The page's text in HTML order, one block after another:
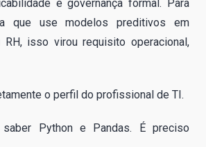
e governança formal. Para
que use modelos preditivos em
isso virou requisito operacional,
o perfil do profissional de TI.
Python e Pandas. É preciso